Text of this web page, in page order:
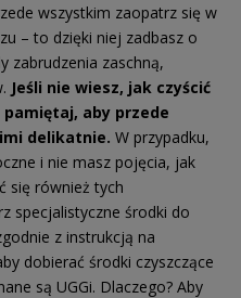
wszystkim zaopatrz się w
– to dzięki niej zadbasz o
zabrudzenia zaschną,
Jeśli nie wiesz, jak czyścić
pamiętaj, aby przede
delikatnie. W przypadku,
i nie masz pojęcia, jak
się również tych
specjalistyczne środki do
z instrukcją na
dobierać środki czyszczące
są UGGi. Dlaczego? Aby